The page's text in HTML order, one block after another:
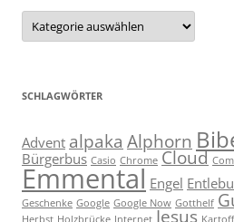
Kategorien
SCHLAGWÖRTER
Advent alpaka Alphorn
Bürgerbus Casio Chrome Cloud
Emmental Engel
Geschenke Google Google Now Gotthelf
Herbst Holzbrücke Internet Jesus